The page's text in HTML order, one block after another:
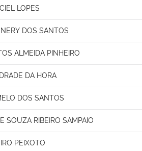
LOPES
DOS SANTOS
ALMEIDA PINHEIRO
DA HORA
DOS SANTOS
SOUZA RIBEIRO SAMPAIO
PEIXOTO